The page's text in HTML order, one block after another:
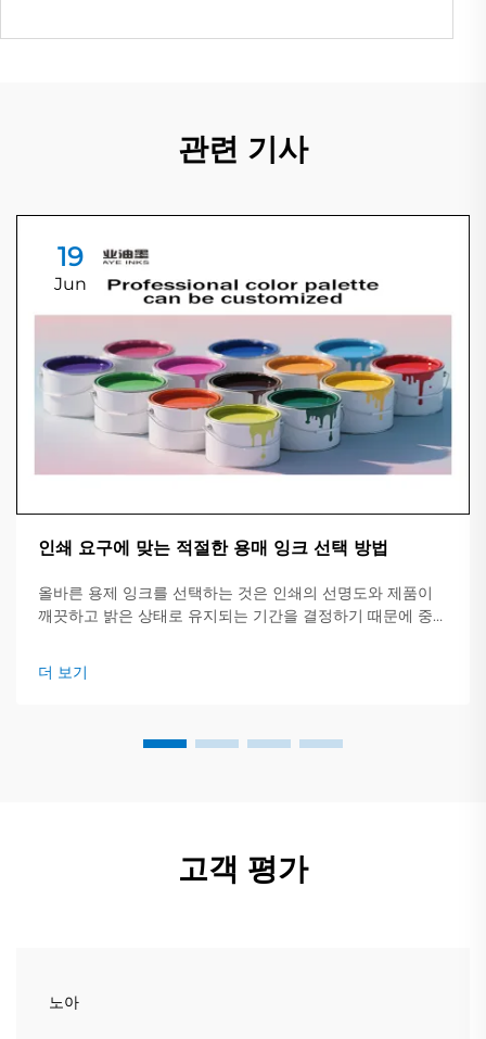
관련 기사
19
Jun
인쇄 요구에 맞는 적절한 용매 잉크 선택 방법
올바른 용제 잉크를 선택하는 것은 인쇄의 선명도와 제품이
깨끗하고 밝은 상태로 유지되는 기간을 결정하기 때문에 중요
유형, 그리고 구매 전에 확인해야 할 핵심 사항들에 대해 개괄
적으로 설명합니다.
더 보기
고객 평가
노아